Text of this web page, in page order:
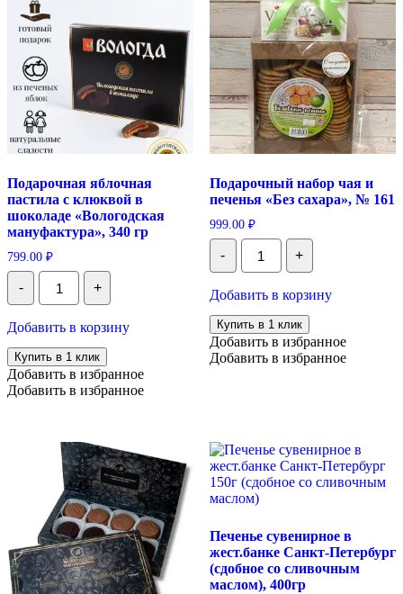
Подарочная яблочная
пастила с клюквой в
шоколаде «Вологодская
мануфактура», 340 гр
799.00 ₽
-
Количество
Подарочная
яблочная
с
клюквой
в
шоколаде
"Вологодская
+
Добавить в корзину
Купить в 1 клик
Добавить в избранное
Добавить в избранное
Подарочный набор чая и
печенья «Без сахара», № 161
999.00 ₽
-
Количество
Подарочный
набор
и
печенья
"Без
сахара",
№
+
Добавить в корзину
Купить в 1 клик
Добавить в избранное
Добавить в избранное
Печенье сувенирное в
жест.банке Санкт-Петербург
(сдобное со сливочным
маслом), 400гр